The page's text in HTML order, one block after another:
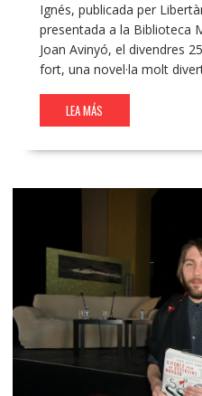
Ignés, publicada per
presentada a la Biblioteca
Joan Avinyó, el divendres
fort, una novel·la molt
LEA MÁS